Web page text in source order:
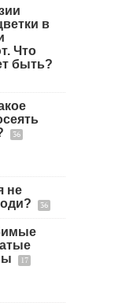
в
Что
быть?
36
не
36
17